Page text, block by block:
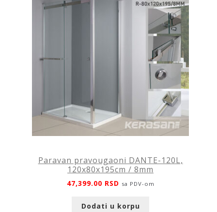
Paravan pravougaoni DANTE-120L,
120x80x195cm / 8mm
47,399.00 RSD sa PDV-om
Dodati u korpu